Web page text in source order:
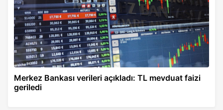
Merkez Bankası verileri açıkladı: TL mevduat faizi
geriledi